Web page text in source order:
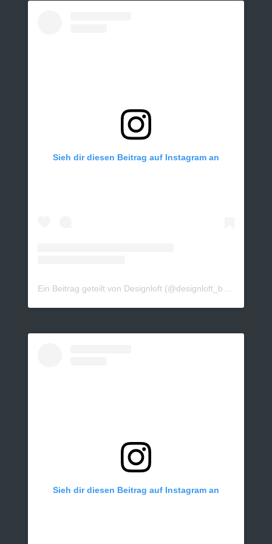
Sieh dir diesen Beitrag auf Instagram an
Sieh dir diesen Beitrag auf Instagram an